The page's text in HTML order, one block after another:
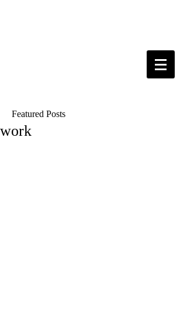
Featured Posts
work